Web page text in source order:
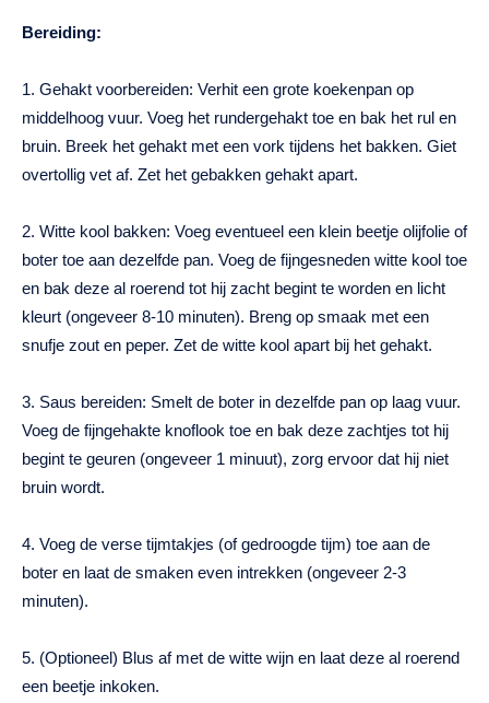
Bereiding:
1. Gehakt voorbereiden: Verhit een grote koekenpan op
middelhoog vuur. Voeg het rundergehakt toe en bak het rul en
bruin. Breek het gehakt met een vork tijdens het bakken. Giet
overtollig vet af. Zet het gebakken gehakt apart.
2. Witte kool bakken: Voeg eventueel een klein beetje olijfolie of
boter toe aan dezelfde pan. Voeg de fijngesneden witte kool toe
en bak deze al roerend tot hij zacht begint te worden en licht
kleurt (ongeveer 8-10 minuten). Breng op smaak met een
snufje zout en peper. Zet de witte kool apart bij het gehakt.
3. Saus bereiden: Smelt de boter in dezelfde pan op laag vuur.
Voeg de fijngehakte knoflook toe en bak deze zachtjes tot hij
begint te geuren (ongeveer 1 minuut), zorg ervoor dat hij niet
bruin wordt.
4. Voeg de verse tijmtakjes (of gedroogde tijm) toe aan de
boter en laat de smaken even intrekken (ongeveer 2-3
minuten).
5. (Optioneel) Blus af met de witte wijn en laat deze al roerend
een beetje inkoken.